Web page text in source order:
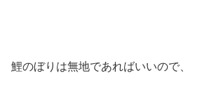
鯉のぼりは無地であればいいので、